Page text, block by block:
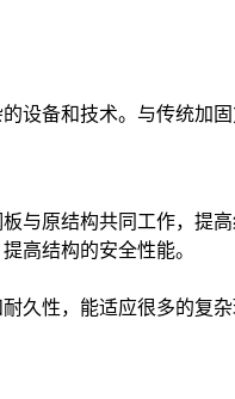
设备和技术。与传统加
与原结构共同工作，提
高结构的安全性能。
久性，能适应很多的复